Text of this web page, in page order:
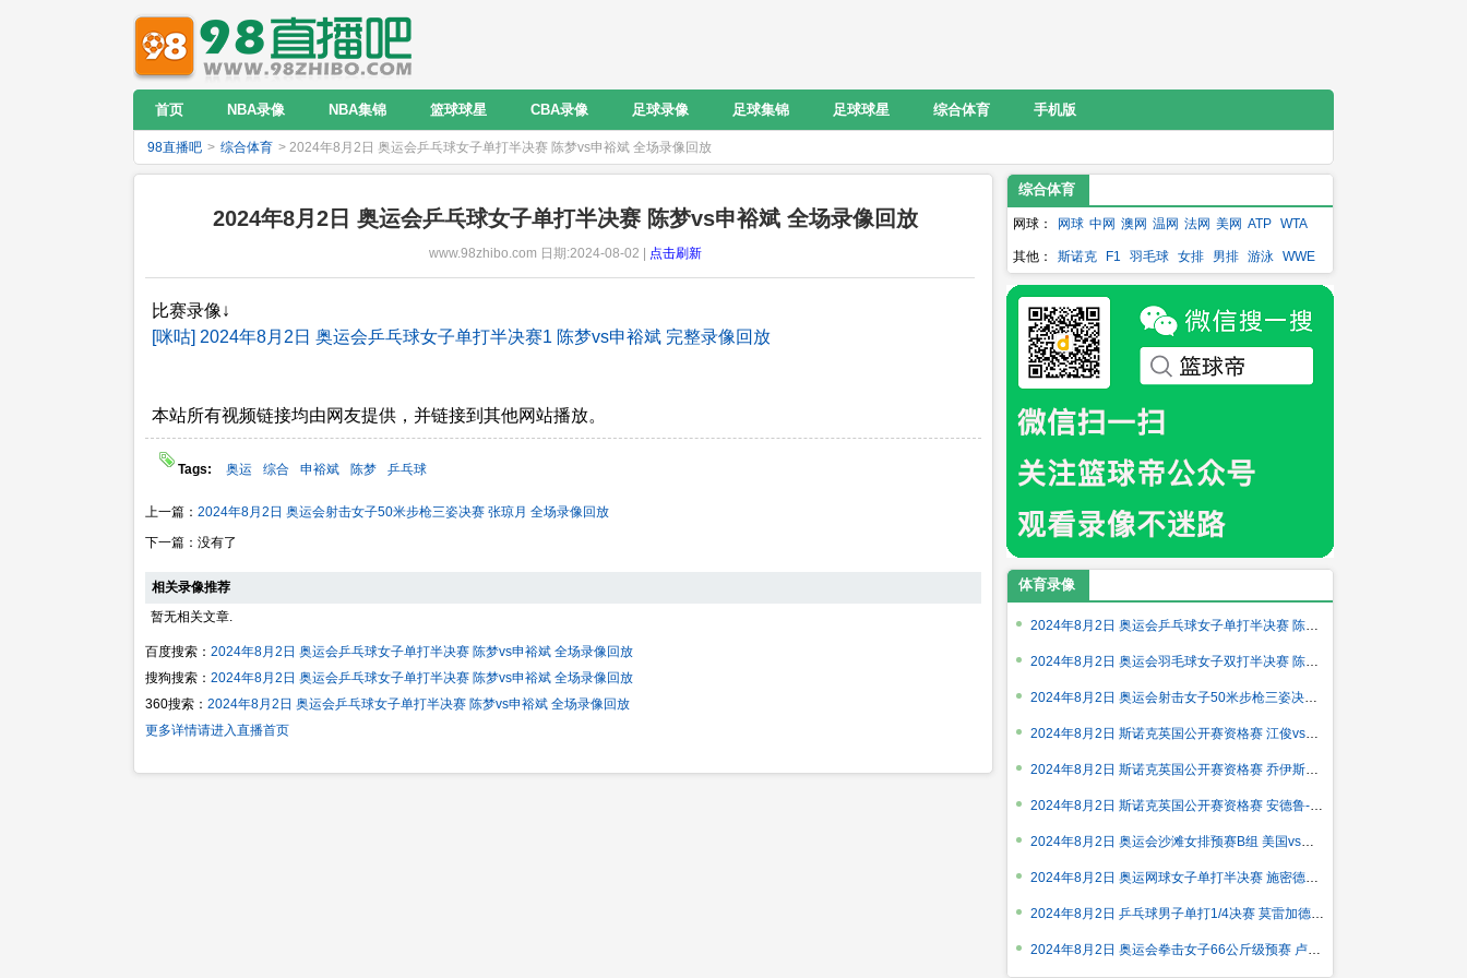
首页 NBA录像 NBA集锦 篮球球星 CBA录像 足球录像 足球集锦 足球球星 综合体育 手机版
98直播吧 > 综合体育 > 2024年8月2日 奥运会乒乓球女子单打半决赛 陈梦vs申裕斌 全场录像回放
2024年8月2日 奥运会乒乓球女子单打半决赛 陈梦vs申裕斌 全场录像回放
www.98zhibo.com 日期:2024-08-02 | 点击刷新
比赛录像↓
[咪咕] 2024年8月2日 奥运会乒乓球女子单打半决赛1 陈梦vs申裕斌 完整录像回放
本站所有视频链接均由网友提供，并链接到其他网站播放。
Tags: 奥运 综合 申裕斌 陈梦 乒乓球
上一篇： 2024年8月2日 奥运会射击女子50米步枪三姿决赛 张琼月 全场录像回放
下一篇：没有了
相关录像推荐
暂无相关文章.
百度搜索： 2024年8月2日 奥运会乒乓球女子单打半决赛 陈梦vs申裕斌 全场录像回放
搜狗搜索： 2024年8月2日 奥运会乒乓球女子单打半决赛 陈梦vs申裕斌 全场录像回放
360搜索： 2024年8月2日 奥运会乒乓球女子单打半决赛 陈梦vs申裕斌 全场录像回放
更多详情请进入直播首页
综合体育
网球： 网球 中网 澳网 温网 法网 美网 ATP WTA
其他： 斯诺克 F1 羽毛球 女排 男排 游泳 WWE
乒乓球 冰壶 NFL 丁俊晖 李娜
体育录像
2024年8月2日 奥运会乒乓球女子单打半决赛 陈梦vs申裕斌 全场录
2024年8月2日 奥运会羽毛球女子双打半决赛 陈清晨/贾一凡 全场录
2024年8月2日 奥运会射击女子50米步枪三姿决赛 张琼月 全场录像
2024年8月2日 斯诺克英国公开赛资格赛 江俊vs斯蒂芬-马奎尔 全场
2024年8月2日 斯诺克英国公开赛资格赛 乔伊斯vs邢子豪 全场录像
2024年8月2日 斯诺克英国公开赛资格赛 安德鲁-帕吉特vs尼尔-罗伯
2024年8月2日 奥运会沙滩女排预赛B组 美国vs中国 全场录像回放
2024年8月2日 奥运网球女子单打半决赛 施密德洛娃vs维基奇 全场
2024年8月2日 乒乓球男子单打1/4决赛 莫雷加德vs阿萨尔 全场录像
2024年8月2日 奥运会拳击女子66公斤级预赛 卢卡斯vs杨柳 全场录